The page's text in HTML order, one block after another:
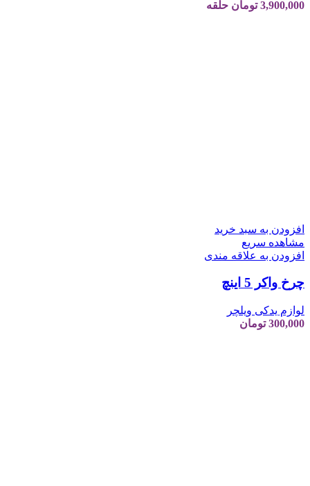
3,900,000 تومان حلقه
افزودن به سبد خرید
مشاهده سریع
افزودن به علاقه مندی
چرخ واکر 5 اینچ
لوازم یدکی ویلچر
300,000 تومان